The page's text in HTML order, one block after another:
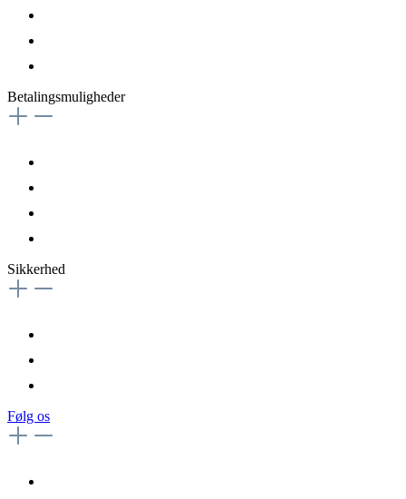
Betalingsmuligheder
Sikkerhed
Følg os